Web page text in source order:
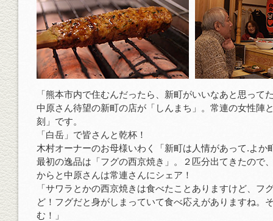
「熊本市内で住むんだったら、新町がいいなあと思って
中原さん待望の新町の店が「しんまち」。常連の女性陣
刻」です。
「白岳」で皆さんと乾杯！
木村オーナーのお母様いわく「新町は人情があって.よか
最初の逸品は「フグの西京焼き」。２匹分出てきたので
からと中原さんは常連さんにシェア！
「サワラとかの西京焼きは食べたことありますけど、フ
ど！フグだと身がしまっていて食べ応えがありますね。
む！」